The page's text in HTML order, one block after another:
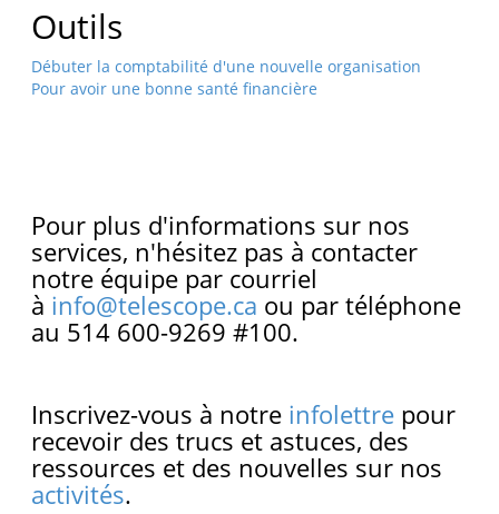
Outils
Débuter la comptabilité d'une nouvelle organisation
Pour avoir une bonne santé financière
Pour plus d'informations sur nos
services, n'hésitez pas à contacter
notre équipe par courriel
à info@telescope.ca ou par téléphone
au 514 600-9269 #100.
Inscrivez-vous à notre infolettre pour
recevoir des trucs et astuces, des
ressources et des nouvelles sur nos
activités.